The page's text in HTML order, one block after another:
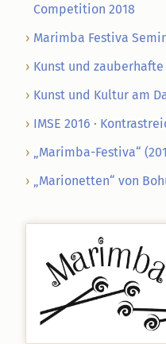
Competition 2018
Marimba Festiva
Kunst und
Kunst und Kultur am
IMSE 2016 ·
„Marimba-Festiva“
„Marionetten“ von